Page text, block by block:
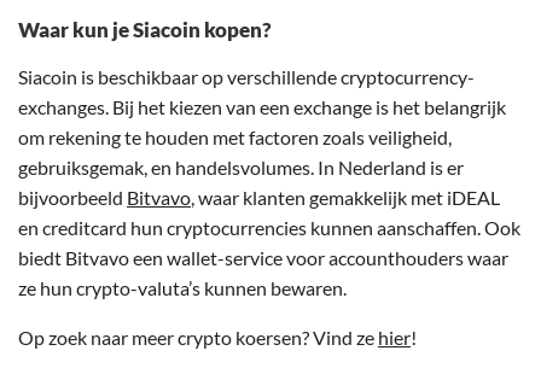
Waar kun je Siacoin kopen?
Siacoin is beschikbaar op verschillende cryptocurrency-
exchanges. Bij het kiezen van een exchange is het belangrijk
om rekening te houden met factoren zoals veiligheid,
gebruiksgemak, en handelsvolumes. In Nederland is er
bijvoorbeeld Bitvavo, waar klanten gemakkelijk met iDEAL
en creditcard hun cryptocurrencies kunnen aanschaffen. Ook
biedt Bitvavo een wallet-service voor accounthouders waar
ze hun crypto-valuta’s kunnen bewaren.
Op zoek naar meer crypto koersen? Vind ze hier!